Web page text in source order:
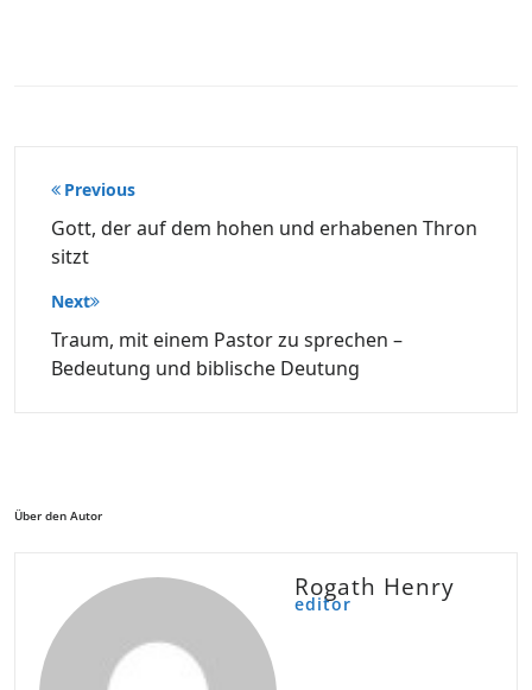
Beitragsnavigation
Previous
Gott, der auf dem hohen und erhabenen Thron
sitzt
Next
Traum, mit einem Pastor zu sprechen –
Bedeutung und biblische Deutung
Über den Autor
Rogath Henry
editor